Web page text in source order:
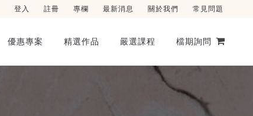
登入 註冊 專欄 最新消息 關於我們 常見問題
優惠專案 精選作品 嚴選課程 檔期詢問